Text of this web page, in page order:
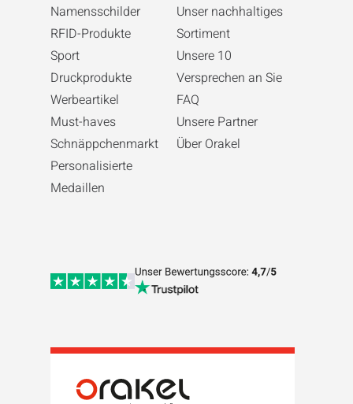
Namensschilder
RFID-Produkte
Sport
Druckprodukte
Werbeartikel
Must-haves
Schnäppchenmarkt
Personalisierte
Medaillen
Unser nachhaltiges
Sortiment
Unsere 10
Versprechen an Sie
FAQ
Unsere Partner
Über Orakel